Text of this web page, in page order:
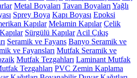
Metal Boyaları Tavan Boyaları Yağlı
Sprey Boya Kapı Boyası Epoksi
Kapılar Melamin Kapılar Çelik
Sürgülü Kapılar Acil Çıkış
Seramik ve Fayans Banyo Seramik ve
ve Fayansları Mutfak Seramik ve
Mutfak Tezgahları Laminant Mutfak
Tezgahları PVC Zemin Kaplama